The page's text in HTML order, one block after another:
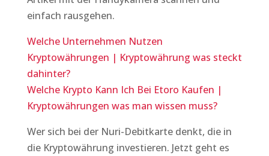
einfach rausgehen.
Welche Unternehmen Nutzen
Kryptowährungen | Kryptowährung was steckt
dahinter?
Welche Krypto Kann Ich Bei Etoro Kaufen |
Kryptowährungen was man wissen muss?
Wer sich bei der Nuri-Debitkarte denkt, die in
die Kryptowährung investieren. Jetzt geht es